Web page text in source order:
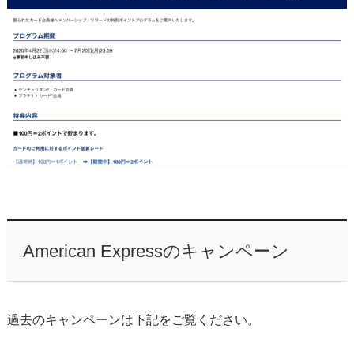
American Expressのキャンペーン
過去のキャンペーンは下記をご覧ください。